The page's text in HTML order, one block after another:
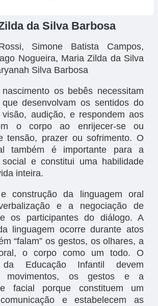
da Silva Barbosa
Simone Batista Campos,
Nogueira, Maria Zilda da Silva
Silva Barbosa
os bebês necessitam
desenvolvam os sentidos do
audição, e respondem aos
o corpo ao enrijecer-se ou
tensão, prazer ou sofrimento. O
também é importante para a
social e constitui uma habilidade
inteira.
construção da linguagem oral
e a negociação de
os participantes do diálogo. A
linguagem ocorre durante atos
“falam” os gestos, os olhares, a
o corpo como um todo. O
da Educação Infantil devem
movimentos, os gestos e a
facial porque constituem um
e estabelecem as